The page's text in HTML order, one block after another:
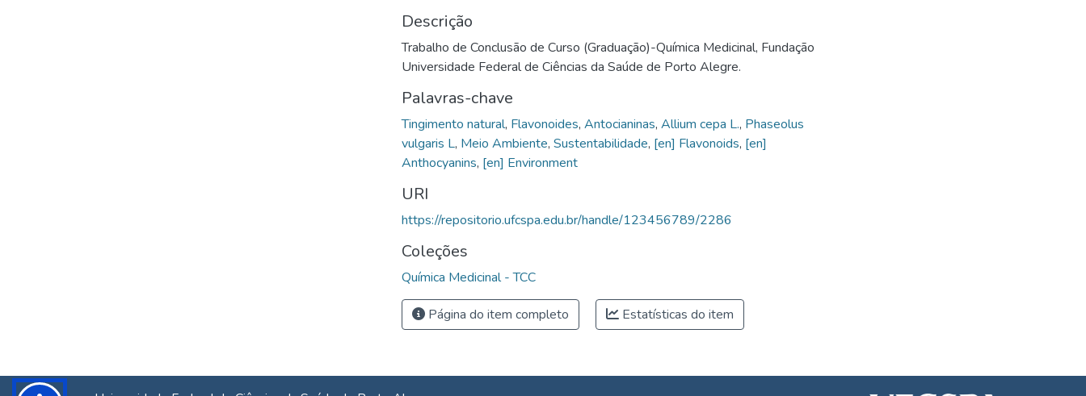
Descrição
Trabalho de Conclusão de Curso (Graduação)-Química Medicinal, Fundação
Universidade Federal de Ciências da Saúde de Porto Alegre.
Palavras-chave
Tingimento natural, Flavonoides, Antocianinas, Allium cepa L., Phaseolus
vulgaris L, Meio Ambiente, Sustentabilidade, [en] Flavonoids, [en]
Anthocyanins, [en] Environment
URI
https://repositorio.ufcspa.edu.br/handle/123456789/2286
Coleções
Química Medicinal - TCC
Página do item completo Estatísticas do item